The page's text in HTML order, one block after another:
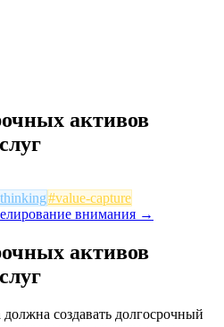
активов
#value-capture
внимания →
активов
создавать долгосрочный